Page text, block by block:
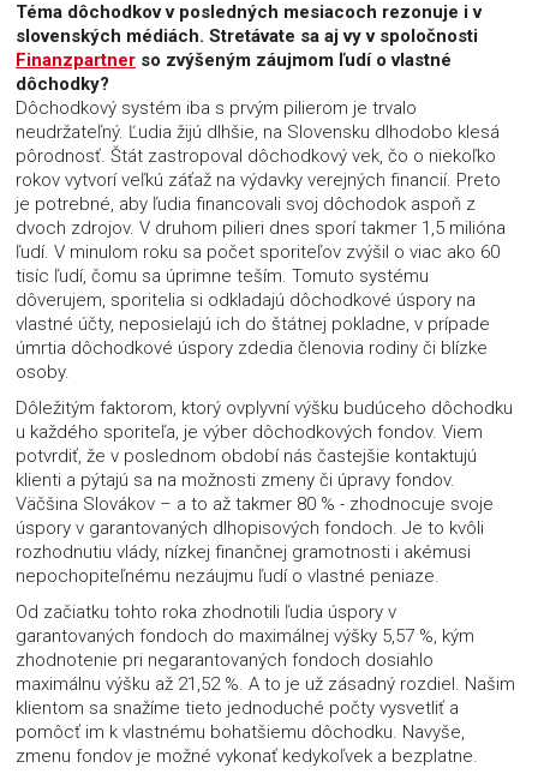
Téma dôchodkov v posledných mesiacoch rezonuje i v
slovenských médiách. Stretávate sa aj vy v spoločnosti
Finanzpartner so zvýšeným záujmom ľudí o vlastné
dôchodky?
Dôchodkový systém iba s prvým pilierom je trvalo
neudržateľný. Ľudia žijú dlhšie, na Slovensku dlhodobo klesá
pôrodnosť. Štát zastropoval dôchodkový vek, čo o niekoľko
rokov vytvorí veľkú záťaž na výdavky verejných financií. Preto
je potrebné, aby ľudia financovali svoj dôchodok aspoň z
dvoch zdrojov. V druhom pilieri dnes sporí takmer 1,5 milióna
ľudí. V minulom roku sa počet sporiteľov zvýšil o viac ako 60
tisíc ľudí, čomu sa úprimne teším. Tomuto systému
dôverujem, sporitelia si odkladajú dôchodkové úspory na
vlastné účty, neposielajú ich do štátnej pokladne, v prípade
úmrtia dôchodkové úspory zdedia členovia rodiny či blízke
osoby.
Dôležitým faktorom, ktorý ovplyvní výšku budúceho dôchodku
u každého sporiteľa, je výber dôchodkových fondov. Viem
potvrdiť, že v poslednom období nás častejšie kontaktujú
klienti a pýtajú sa na možnosti zmeny či úpravy fondov.
Väčšina Slovákov – a to až takmer 80 % - zhodnocuje svoje
úspory v garantovaných dlhopisových fondoch. Je to kvôli
rozhodnutiu vlády, nízkej finančnej gramotnosti i akémusi
nepochopiteľnému nezáujmu ľudí o vlastné peniaze.
Od začiatku tohto roka zhodnotili ľudia úspory v
garantovaných fondoch do maximálnej výšky 5,57 %, kým
zhodnotenie pri negarantovaných fondoch dosiahlo
maximálnu výšku až 21,52 %. A to je už zásadný rozdiel. Našim
klientom sa snažíme tieto jednoduché počty vysvetliť a
pomôcť im k vlastnému bohatšiemu dôchodku. Navyše,
zmenu fondov je možné vykonať kedykoľvek a bezplatne.